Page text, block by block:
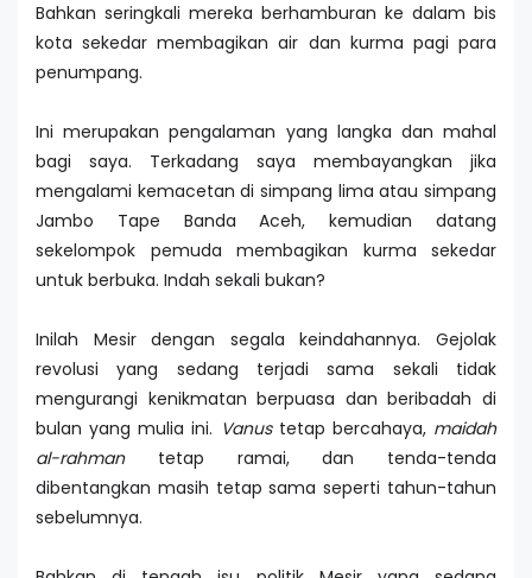
Bahkan seringkali mereka berhamburan ke dalam bis
kota sekedar membagikan air dan kurma pagi para
penumpang.
Ini merupakan pengalaman yang langka dan mahal
bagi saya. Terkadang saya membayangkan jika
mengalami kemacetan di simpang lima atau simpang
Jambo Tape Banda Aceh, kemudian datang
sekelompok pemuda membagikan kurma sekedar
untuk berbuka. Indah sekali bukan?
Inilah Mesir dengan segala keindahannya. Gejolak
revolusi yang sedang terjadi sama sekali tidak
mengurangi kenikmatan berpuasa dan beribadah di
bulan yang mulia ini. Vanustetap bercahaya, maidah
al-rahmantetap ramai, dan tenda-tenda
dibentangkan masih tetap sama seperti tahun-tahun
sebelumnya.